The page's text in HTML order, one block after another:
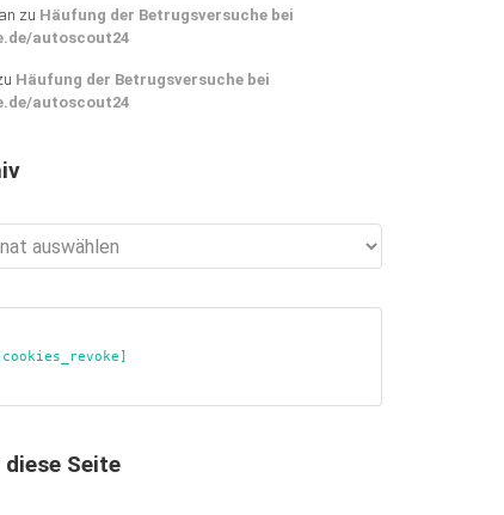
zu Häufung der Betrugsversuche bei
autoscout24
Häufung der Betrugsversuche bei
autoscout24
diese Seite